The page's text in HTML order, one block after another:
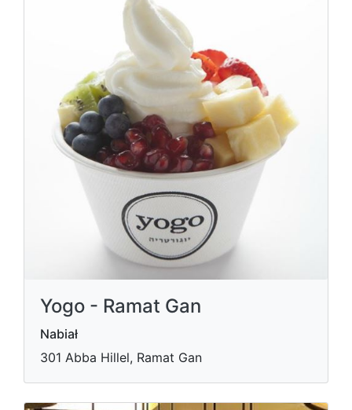
Yogo - Ramat Gan
Nabiał
301 Abba Hillel, Ramat Gan